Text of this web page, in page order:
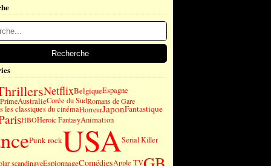
NetflixBelgiqueEspagne
AustralieCorée du SudRomans de Gare
les classiques du cinémaHorreurJaponFantastique
HBOHeroic FantasyAnimation
Punk rockUSASerial Killer
scandinaveEspionnageComédiesApple TV